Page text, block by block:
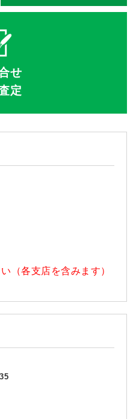
せ
定
（各支店を含みます）